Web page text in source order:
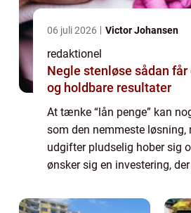
06 juli 2026 Victor Johansen
redaktionel
Negle stenløse sådan får du smukke
og holdbare resultater
At tænke “lån penge” kan
som den nemmeste løsning,
udgifter pludselig hober sig
ønsker sig en investering,